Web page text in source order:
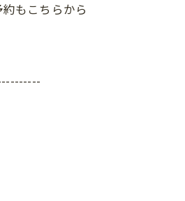
もこちらから